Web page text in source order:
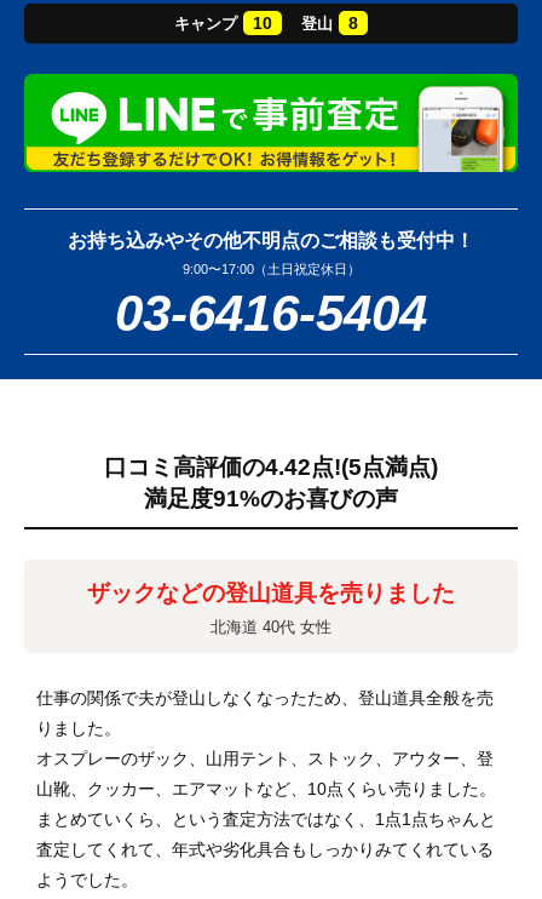
キャンプ 10 登山 8
お持ち込みやその他不明点のご相談も受付中！
9:00〜17:00（土日祝定休日）
03-6416-5404
口コミ高評価の4.42点!(5点満点)
満足度91%のお喜びの声
ザックなどの登山道具を売りました
北海道 40代 女性
仕事の関係で夫が登山しなくなったため、登山道具全般を売
りました。
オスプレーのザック、山用テント、ストック、アウター、登
山靴、クッカー、エアマットなど、10点くらい売りました。
まとめていくら、という査定方法ではなく、1点1点ちゃんと
査定してくれて、年式や劣化具合もしっかりみてくれている
ようでした。